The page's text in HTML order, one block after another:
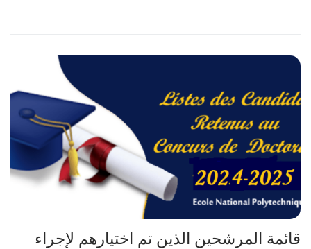
قائمة المرشحين الذين تم اختيارهم لإجراء